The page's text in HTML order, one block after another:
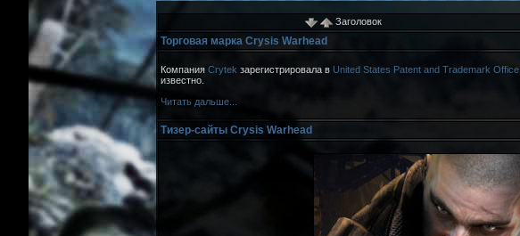
Заголовок
Торговая марка Crysis Warhead
Компания Crytek зарегистрировала в United States Patent and Trademark Office
известно.
Читать дальше...
Тизер-сайты Crysis Warhead